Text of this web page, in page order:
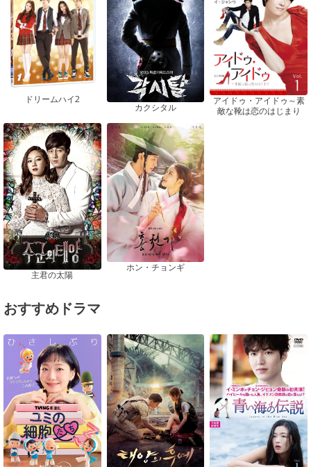
ドリームハイ2
カクシタル
アイドゥ・アイドゥ～素
敵な靴は恋のはじまり
主君の太陽
ホン・チョンギ
おすすめドラマ